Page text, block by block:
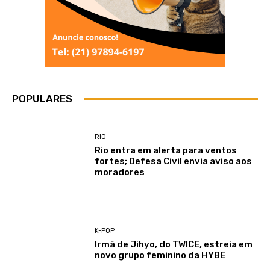
POPULARES
RIO
Rio entra em alerta para ventos
fortes; Defesa Civil envia aviso aos
moradores
K-POP
Irmã de Jihyo, do TWICE, estreia em
novo grupo feminino da HYBE